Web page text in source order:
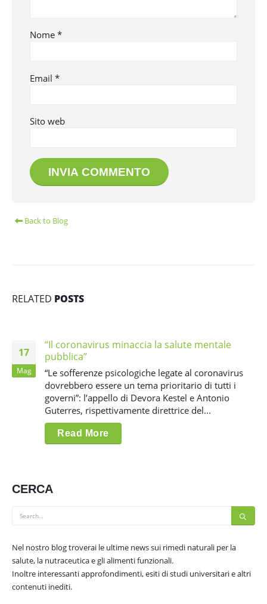
Nome *
Email *
Sito web
Back to Blog
RELATED POSTS
17
Mag
“Il coronavirus minaccia la salute mentale
pubblica”
“Le sofferenze psicologiche legate al coronavirus
dovrebbero essere un tema prioritario di tutti i
governi”: l’appello di Devora Kestel e Antonio
Guterres, rispettivamente direttrice del...
Read More
CERCA
Nel nostro blog troverai le ultime news sui rimedi naturali per la
salute, la nutraceutica e gli alimenti funzionali.
Inoltre interessanti approfondimenti, esiti di studi universitari e altri
contenuti inediti.